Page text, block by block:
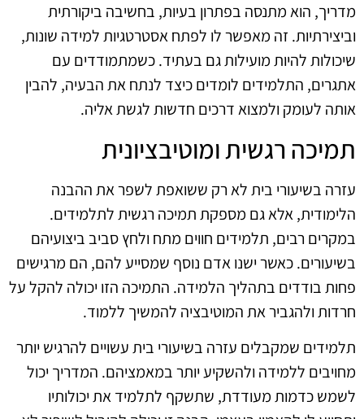
מדריך, הוא מתנסה בפתרון בעיות, בחשיבה ביקורתית
וביצירתיות. זה מאפשר לו לפתח אסטרטגיות למידה שונות,
שיכולות להיות מועילות גם בעתיד. כשמתמודדים עם
אתגרים, התלמידים לומדים כיצד לנתח את הבעיה, להבין
אותה לעומק ולמצוא דרכים חדשות לגשת אליה.
תמיכה רגשית ומוטיבציונית
עזרה בשיעורי בית לא רק ששואפת לשפר את ההבנה
הלימודית, אלא גם מספקת תמיכה רגשית לתלמידים.
במקרים רבים, תלמידים חווים מתח ולחץ סביב ביצועיהם
בשיעורים. כאשר ישנו אדם נוסף שמסייע להם, הם מרגישים
פחות בודדים בתהליך הלמידה. התמיכה הזו יכולה להקל על
חרדות ולהגביר את המוטיבציה להמשיך ללמוד.
תלמידים שמקבלים עזרה בשיעורי בית עשויים להרגיש יותר
מחויבים ללמידה ולהשקיע יותר במאמציהם. המדריך יכול
לשמש כדמות מעודדת, שתשקף לתלמיד את יכולותיו